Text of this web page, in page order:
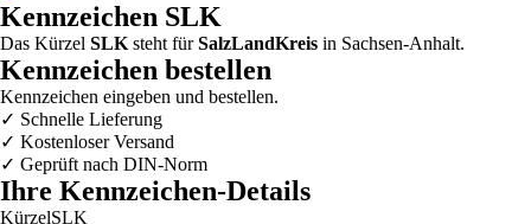
Kennzeichen SLK
Das Kürzel SLK steht fürSalzLandKreis in Sachsen-Anhalt.
Kennzeichen bestellen
Kennzeichen eingeben und bestellen.
✓ Schnelle Lieferung
✓ Kostenloser Versand
✓ Geprüft nach DIN-Norm
Ihre Kennzeichen-Details
KürzelSLK